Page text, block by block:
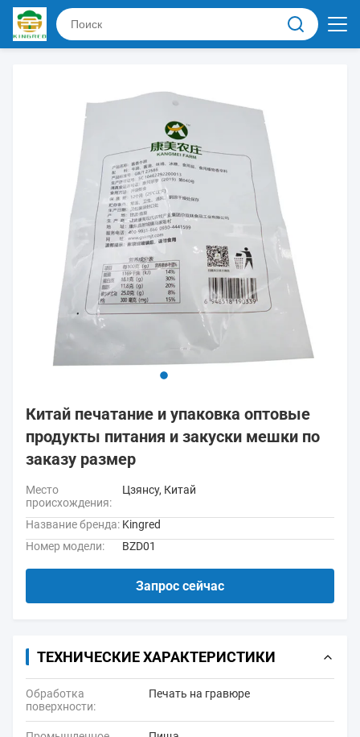
Китай печатание и упаковка оптовые
продукты питания и закуски мешки по
заказу размер
Место
происхождения:
Цзянсу, Китай
Название бренда: Kingred
Номер модели:
BZD01
Запрос сейчас
ТЕХНИЧЕСКИЕ ХАРАКТЕРИСТИКИ
Обработка
поверхности:
Печать на гравюре